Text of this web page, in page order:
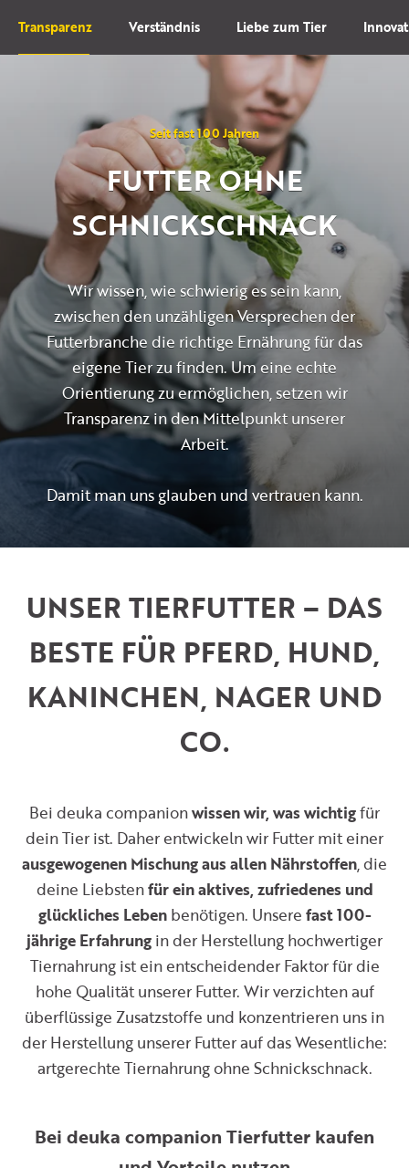
Transparenz Verständnis Liebe zum Tier
Seit fast 100 Jahren
FUTTER OHNE
SCHNICKSCHNACK
Wir wissen, wie schwierig es sein kann,
zwischen den unzähligen Versprechen der
Futterbranche die richtige Ernährung für das
eigene Tier zu finden. Um eine echte
Orientierung zu ermöglichen, setzen wir
Transparenz in den Mittelpunkt unserer
Arbeit.
Damit man uns glauben und vertrauen kann.
UNSER TIERFUTTER – DAS
BESTE FÜR PFERD, HUND,
KANINCHEN, NAGER UND
CO.
Bei deuka companionwissen wir, was wichtigfür
dein Tier ist. Daher entwickeln wir Futter mit einer
ausgewogenen Mischung aus allen Nährstoffen, die
deine Liebstenfür ein aktives, zufriedenes und
glückliches Lebenbenötigen. Unsere fast 100-
jährige Erfahrung in der Herstellung hochwertiger
Tiernahrung ist ein entscheidender Faktor für die
hohe Qualität unserer Futter. Wir verzichten auf
überflüssige Zusatzstoffe und konzentrieren uns in
der Herstellung unserer Futter auf das Wesentliche:
artgerechte Tiernahrung ohne Schnickschnack.
Bei deuka companion Tierfutter kaufen